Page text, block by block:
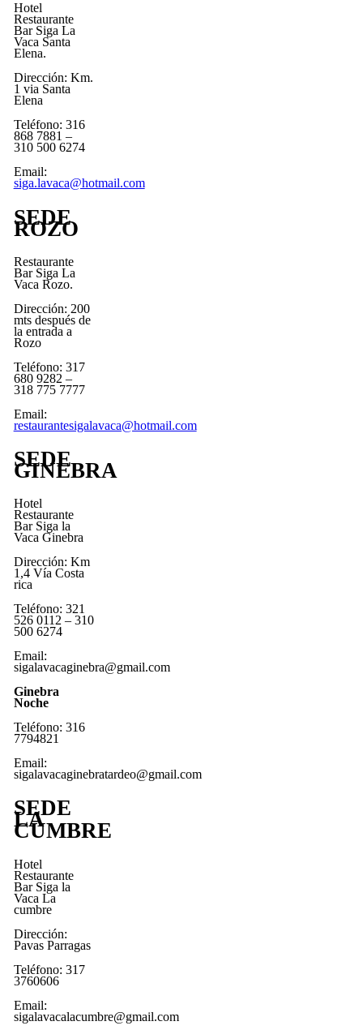
Hotel
Restaurante
Bar Siga La
Vaca Santa
Elena.
Dirección: Km.
1 via Santa
Elena
Teléfono: 316
868 7881 –
310 500 6274
Email:
siga.lavaca@hotmail.com
SEDE
ROZO
Restaurante
Bar Siga La
Vaca Rozo.
Dirección: 200
mts después de
la entrada a
Rozo
Teléfono: 317
680 9282 –
318 775 7777
Email:
restaurantesigalavaca@hotmail.com
SEDE
GINEBRA
Hotel
Restaurante
Bar Siga la
Vaca Ginebra
Dirección: Km
1,4 Vía Costa
rica
Teléfono: 321
526 0112 – 310
500 6274
Email:
sigalavacaginebra@gmail.com
Ginebra
Noche
Teléfono: 316
7794821
Email:
sigalavacaginebratardeo@gmail.com
SEDE
LA
CUMBRE
Hotel
Restaurante
Bar Siga la
Vaca La
cumbre
Dirección:
Pavas Parragas
Teléfono: 317
3760606
Email:
sigalavacalacumbre@gmail.com